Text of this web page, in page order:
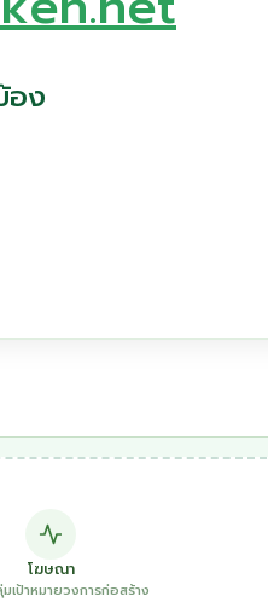
อง
โฆษณา
มเป้าหมายวงการก่อสร้าง